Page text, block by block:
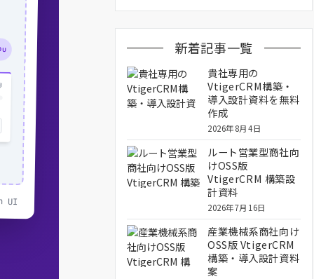
UI
新着記事一覧
貴社専用の
VtigerCRM構築・
導入設計資料を無料
作成
2026年8月4日
ルート営業型商社向
けOSS版
VtigerCRM 構築設
計資料
2026年7月16日
産業機械系商社向け
OSS版 VtigerCRM
構築・導入設計資料
案